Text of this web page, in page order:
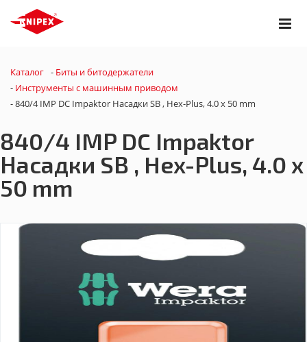
Каталог - Биты и битодержатели
- Инструменты с машинным приводом
-840/4 IMP DC Impaktor Насадки SB , Hex-Plus, 4.0 x 50 mm
840/4 IMP DC Impaktor
Насадки SB , Hex-Plus, 4.0 x
50 mm